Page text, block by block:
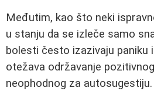
Međutim, kao što neki
u stanju da se izleče samo
bolesti često izazivaju paniku
otežava održavanje
neophodnog za autosugestiju.